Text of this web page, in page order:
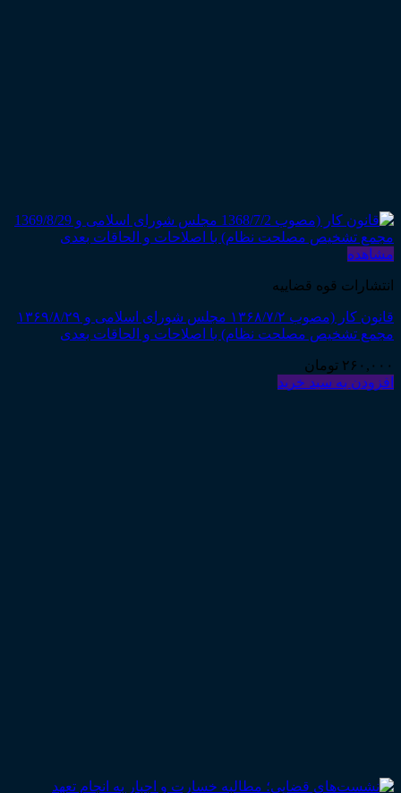
مشاهده
انتشارات قوه قضاییه
قانون کار (مصوب ۱۳۶۸/۷/۲ مجلس شورای اسلامی و ۱۳۶۹/۸/۲۹
مجمع تشخیص مصلحت نظام) با اصلاحات و الحاقات بعدی
۲۶۰,۰۰۰ تومان
افزودن به سبد خرید